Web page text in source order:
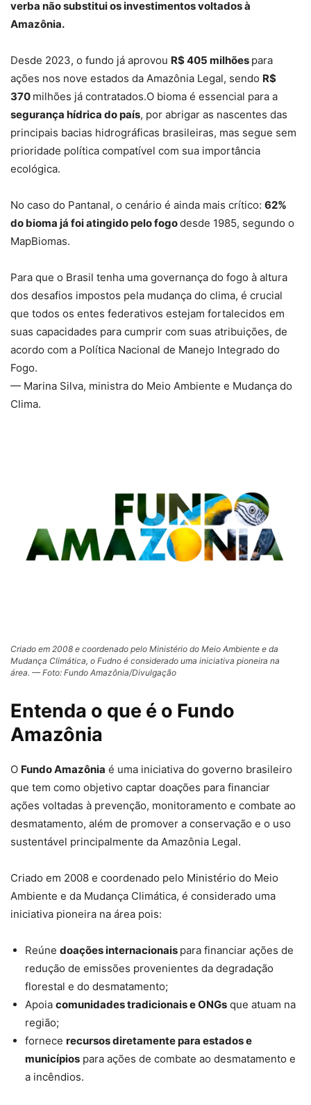
verba não substitui os investimentos voltados à
Amazônia.
Desde 2023, o fundo já aprovou R$ 405 milhões para
ações nos nove estados da Amazônia Legal, sendo R$
370 milhões já contratados.O bioma é essencial para a
segurança hídrica do país, por abrigar as nascentes das
principais bacias hidrográficas brasileiras, mas segue sem
prioridade política compatível com sua importância
ecológica.
No caso do Pantanal, o cenário é ainda mais crítico: 62%
do bioma já foi atingido pelo fogodesde 1985, segundo o
MapBiomas.
Para que o Brasil tenha uma governança do fogo à altura
dos desafios impostos pela mudança do clima, é crucial
que todos os entes federativos estejam fortalecidos em
suas capacidades para cumprir com suas atribuições, de
acordo com a Política Nacional de Manejo Integrado do
Fogo.
— Marina Silva, ministra do Meio Ambiente e Mudança do
Clima.
Criado em 2008 e coordenado pelo Ministério do Meio Ambiente e da
Mudança Climática, o Fudno é considerado uma iniciativa pioneira na
área. — Foto: Fundo Amazônia/Divulgação
Entenda o que é o Fundo
Amazônia
O Fundo Amazônia é uma iniciativa do governo brasileiro
que tem como objetivo captar doações para financiar
ações voltadas à prevenção, monitoramento e combate ao
desmatamento, além de promover a conservação e o uso
sustentável principalmente da Amazônia Legal.
Criado em 2008 e coordenado pelo Ministério do Meio
Ambiente e da Mudança Climática, é considerado uma
iniciativa pioneira na área pois:
Reúne doações internacionais para financiar ações de
redução de emissões provenientes da degradação
florestal e do desmatamento;
Apoia comunidades tradicionais e ONGs que atuam na
região;
fornece recursos diretamente para estados e
municípios para ações de combate ao desmatamento e
a incêndios.